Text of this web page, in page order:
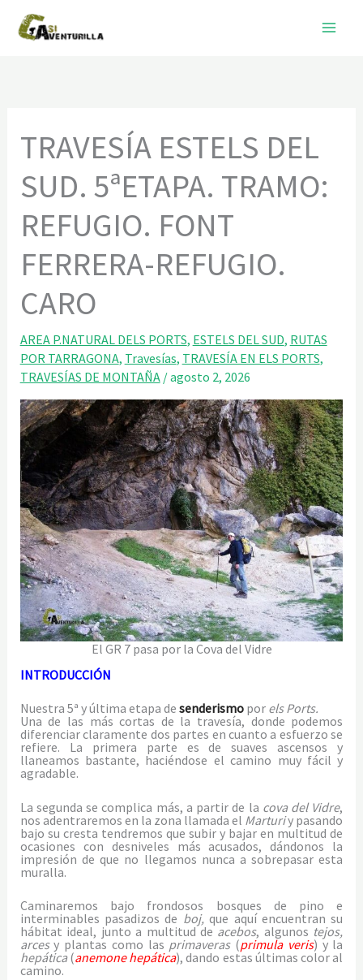
contenido
TRAVESÍA ESTELS DEL
SUD. 5ªETAPA. TRAMO:
REFUGIO. FONT
FERRERA-REFUGIO.
CARO
AREA P.NATURAL DELS PORTS, ESTELS DEL SUD, RUTAS
POR TARRAGONA, Travesías, TRAVESÍA EN ELS PORTS,
TRAVESÍAS DE MONTAÑA/agosto 2, 2026
El GR 7 pasa por la Cova del Vidre
INTRODUCCIÓN
Nuestra 5ª y última etapa de senderismopor els Ports.
Una de las más cortas de la travesía, donde podemos
diferenciar claramente dos partes en cuanto a esfuerzo se
refiere. La primera parte es de suaves ascensos y
llaneamos bastante, haciéndose el camino muy fácil y
agradable.
La segunda se complica más, a partir de la cova del Vidre,
nos adentraremos en la zona llamada el Marturiy pasando
bajo su cresta tendremos que subir y bajar en multitud de
ocasiones con desniveles más acusados, dándonos la
impresión de que no llegamos nunca a sobrepasar esta
muralla.
Caminaremos bajo frondosos bosques de pino e
interminables pasadizos de boj,que aquí encuentran su
hábitat ideal, junto a multitud de acebos, algunos tejos,
arcesy plantas como las primaveras(primula veris) y la
hepática(anemone hepática), dando estas últimas color al
camino.